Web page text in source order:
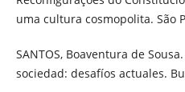
uma cultura cosmopolita. São
SANTOS, Boaventura de
sociedad: desafíos actuales.